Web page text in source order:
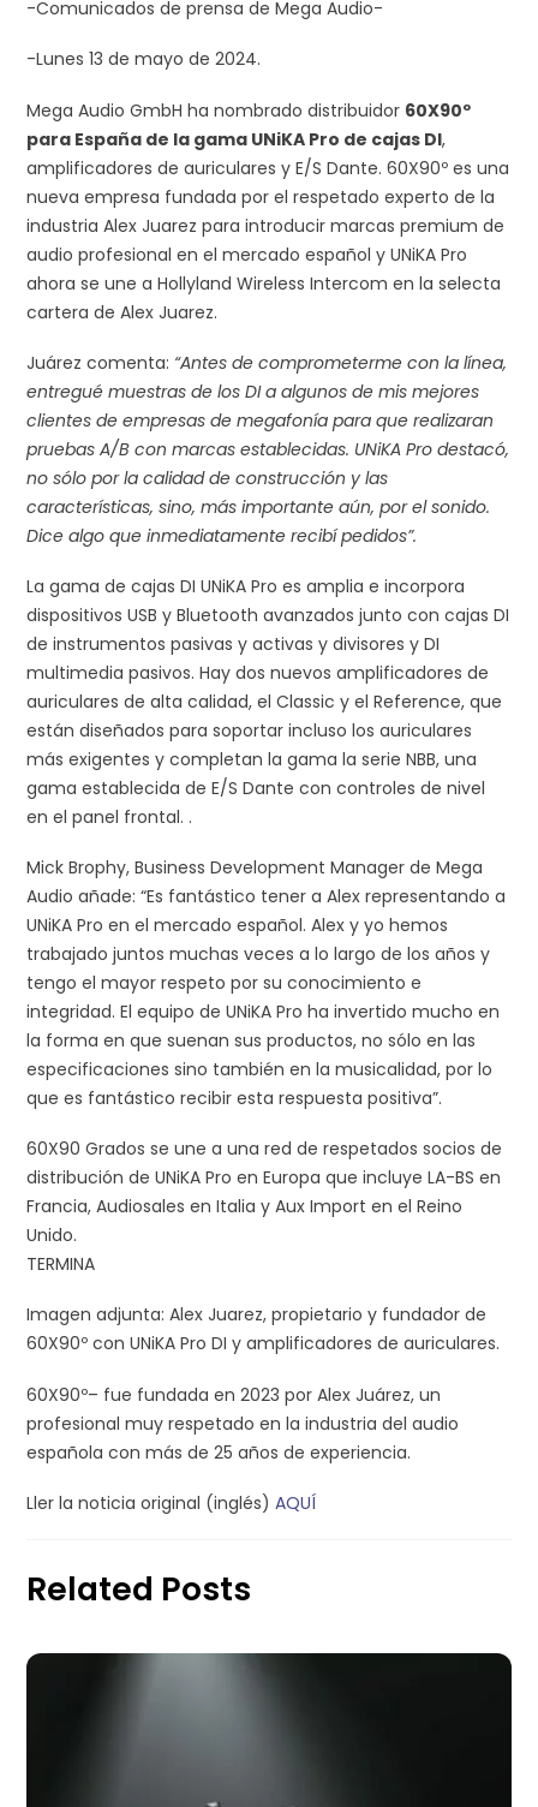
-Comunicados de prensa de Mega Audio-
-Lunes 13 de mayo de 2024.
Mega Audio GmbH ha nombrado distribuidor 60X90º
para España de la gama UNiKA Pro de cajas DI,
amplificadores de auriculares y E/S Dante. 60X90º es una
nueva empresa fundada por el respetado experto de la
industria Alex Juarez para introducir marcas premium de
audio profesional en el mercado español y UNiKA Pro
ahora se une a Hollyland Wireless Intercom en la selecta
cartera de Alex Juarez.
Juárez comenta: “Antes de comprometerme con la línea,
entregué muestras de los DI a algunos de mis mejores
clientes de empresas de megafonía para que realizaran
pruebas A/B con marcas establecidas. UNiKA Pro destacó,
no sólo por la calidad de construcción y las
características, sino, más importante aún, por el sonido.
Dice algo que inmediatamente recibí pedidos”.
La gama de cajas DI UNiKA Pro es amplia e incorpora
dispositivos USB y Bluetooth avanzados junto con cajas DI
de instrumentos pasivas y activas y divisores y DI
multimedia pasivos. Hay dos nuevos amplificadores de
auriculares de alta calidad, el Classic y el Reference, que
están diseñados para soportar incluso los auriculares
más exigentes y completan la gama la serie NBB, una
gama establecida de E/S Dante con controles de nivel
en el panel frontal. .
Mick Brophy, Business Development Manager de Mega
Audio añade: “Es fantástico tener a Alex representando a
UNiKA Pro en el mercado español. Alex y yo hemos
trabajado juntos muchas veces a lo largo de los años y
tengo el mayor respeto por su conocimiento e
integridad. El equipo de UNiKA Pro ha invertido mucho en
la forma en que suenan sus productos, no sólo en las
especificaciones sino también en la musicalidad, por lo
que es fantástico recibir esta respuesta positiva”.
60X90 Grados se une a una red de respetados socios de
distribución de UNiKA Pro en Europa que incluye LA-BS en
Francia, Audiosales en Italia y Aux Import en el Reino
Unido.
TERMINA
Imagen adjunta: Alex Juarez, propietario y fundador de
60X90º con UNiKA Pro DI y amplificadores de auriculares.
60X90º– fue fundada en 2023 por Alex Juárez, un
profesional muy respetado en la industria del audio
española con más de 25 años de experiencia.
Ller la noticia original (inglés)AQUÍ
Related Posts